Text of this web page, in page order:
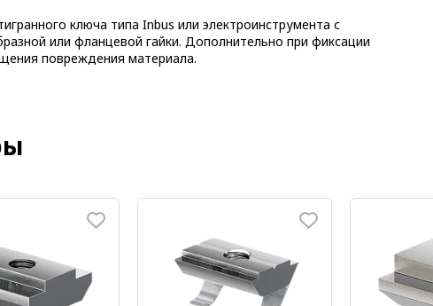
ключа типа Inbus или электроинструмента с
или фланцевой гайки. Дополнительно при фиксации
повреждения материала.